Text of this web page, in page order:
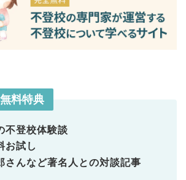
料特典
不登校体験談
お試し
さんなど著名人との対談記事